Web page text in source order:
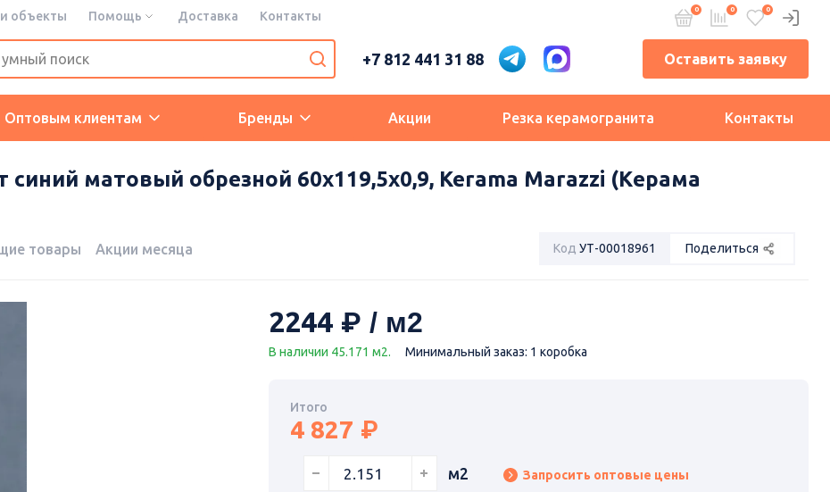
объекты Помощь Доставка Контакты
+7 812 441 31 88 Оставить заявку
Оптовым клиентам Бренды Акции Резка керамогранита Контакты
синий матовый обрезной 60x119,5x0,9, Kerama Marazzi (Керама
товары Акции месяца Код УТ-00018961 Поделиться
2244
В наличии 45.171 м2. Минимальный заказ: 1 коробка
Итого
4 827
м2 Запросить оптовые цены